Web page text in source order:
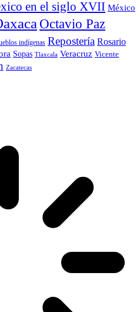
en el siglo XVII México
Octavio Paz
indígenas Repostería Rosario
Sopas Tlaxcala Veracruz Vicente
Zacatecas